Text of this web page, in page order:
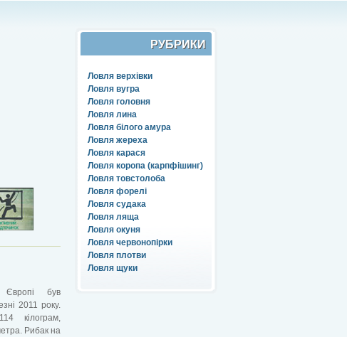
РУБРИКИ
Ловля верхівки
Ловля вугра
Ловля головня
Ловля лина
Ловля білого амура
Ловля жереха
Ловля карася
Ловля коропа (карпфішинг)
Ловля товстолоба
Ловля форелі
Ловля судака
Ловля ляща
Ловля окуня
Ловля червонопірки
Ловля плотви
Ловля щуки
був
2011 року.
кілограм,
Рибак на